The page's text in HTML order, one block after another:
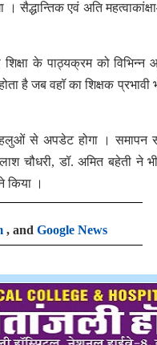
। सैद्धान्तिक एवं अति
शिक्षा के पाठ्यक्रम को
है जब वहॉ का शिक्षक प्रभावी
से अपडेट होगा । समापन
चौधरी, डॉ. अमित बहेती
किया ।
, and Google News